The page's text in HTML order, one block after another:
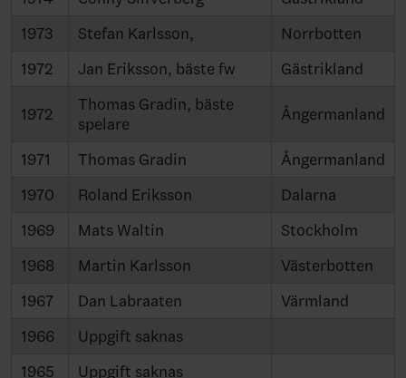
1973
Stefan Karlsson,
Norrbotten
1972
Jan Eriksson, bäste fw Gästrikland
1972
Thomas Gradin, bäste
spelare
Ångermanland
1971 Thomas Gradin
Ångermanland
1970
Roland Eriksson
Dalarna
1969
Mats Waltin
Stockholm
1968
Martin Karlsson
Västerbotten
1967
Dan Labraaten
Värmland
1966
Uppgift saknas
1965
Uppgift saknas